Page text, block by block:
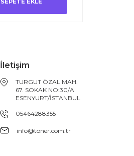
İletişim
TURGUT ÖZAL MAH.
67. SOKAK NO:30/A
ESENYURT/İSTANBUL
05464288355
info@toner.com.tr